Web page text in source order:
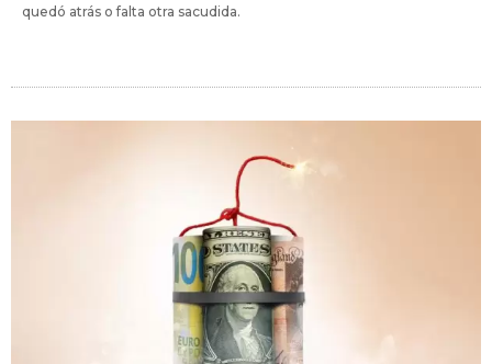
quedó atrás o falta otra sacudida.